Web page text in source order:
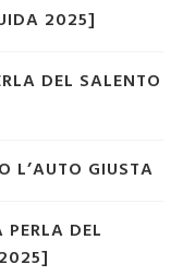
2025]
DEL SALENTO
L’AUTO GIUSTA
DEL